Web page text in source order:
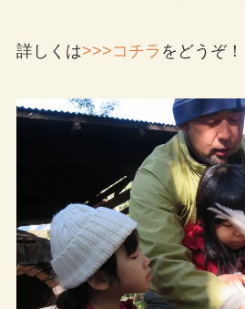
詳しくは>>>コチラ をどうぞ！